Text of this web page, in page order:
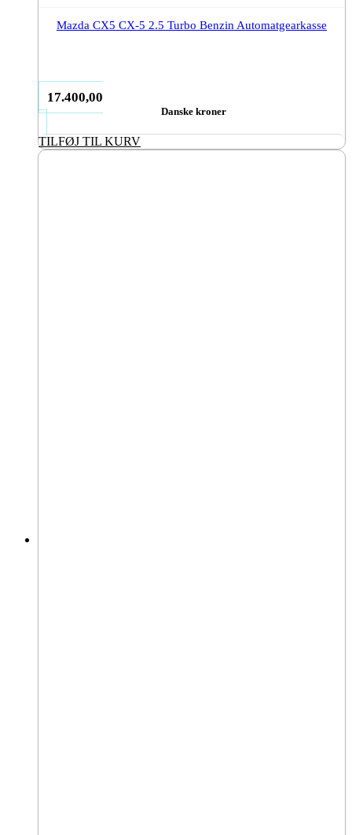
Mazda CX5 CX-5 2.5 Turbo Benzin Automatgearkasse
17.400,00
Danske kroner
TILFØJ TIL KURV